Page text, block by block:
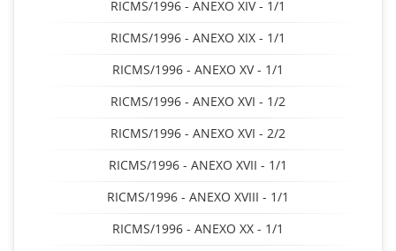
RICMS/1996 - ANEXO XIV - 1/1
RICMS/1996 - ANEXO XIX - 1/1
RICMS/1996 - ANEXO XV - 1/1
RICMS/1996 - ANEXO XVI - 1/2
RICMS/1996 - ANEXO XVI - 2/2
RICMS/1996 - ANEXO XVII - 1/1
RICMS/1996 - ANEXO XVIII - 1/1
RICMS/1996 - ANEXO XX - 1/1